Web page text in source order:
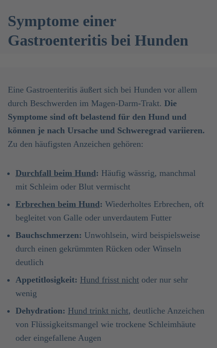
Symptome einer
Gastroenteritis bei Hunden
Eine Gastroenteritis äußert sich bei Hunden vor allem
durch Beschwerden im Magen-Darm-Trakt. Die
Symptome sind oft belastend für den Hund und
können je nach Ursache und Schweregrad variieren.
Zu den häufigsten Anzeichen gehören:
Durchfall beim Hund: Häufig wässrig, manchmal
mit Schleim oder Blut vermischt
Erbrechen beim Hund: Wiederholtes Erbrechen, oft
begleitet von Galle oder unverdautem Futter
Bauchschmerzen: Unwohlsein, wird beispielsweise
durch einen gekrümmten Rücken oder Winseln
deutlich
Appetitlosigkeit: Hund frisst nicht oder nur sehr
wenig
Dehydration: Hund trinkt nicht, deutliche Anzeichen
von Flüssigkeitsmangel wie trockene Schleimhäute
oder eingefallene Augen